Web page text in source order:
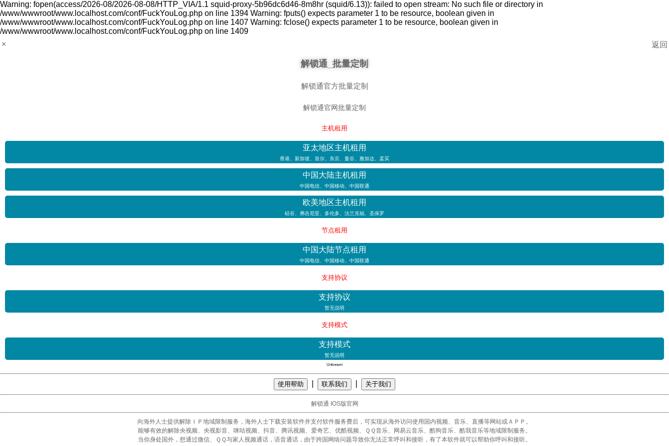
Warning: fopen(access/2026-08/2026-08-08/HTTP_VIA/1.1 squid-proxy-5b96dc6d46-8m8hr (squid/6.13)): failed to open stream: No such file or directory in
/www/wwwroot/www.localhost.com/conf/FuckYouLog.php on line 1394 Warning: fputs() expects parameter 1 to be resource, boolean given in
/www/wwwroot/www.localhost.com/conf/FuckYouLog.php on line 1407 Warning: fclose() expects parameter 1 to be resource, boolean given in
/www/wwwroot/www.localhost.com/conf/FuckYouLog.php on line 1409
×
返回
解锁通_批量定制
解锁通官方批量定制
解锁通官网批量定制
主机租用
亚太地区主机租用
香港、新加坡、首尔、东京、曼谷、雅加达、孟买
中国大陆主机租用
中国电信、中国移动、中国联通
欧美地区主机租用
硅谷、弗吉尼亚、多伦多、法兰克福、圣保罗
节点租用
中国大陆节点租用
中国电信、中国移动、中国联通
支持协议
支持协议
暂无说明
支持模式
支持模式
暂无说明
Unknown
使用帮助 联系我们 关于我们
解锁通 IOS版官网
向海外人士提供解除ＩＰ地域限制服务，海外人士下载安装软件并支付软件服务费后，可实现从海外访问使用国内视频、音乐、直播等网站或ＡＰＰ。
能够有效的解除央视频、央视影音、咪咕视频、抖音、腾讯视频、爱奇艺、优酷视频、ＱＱ音乐、网易云音乐、酷狗音乐、酷我音乐等地域限制服务。
当你身处国外，想通过微信、ＱＱ与家人视频通话，语音通话，由于跨国网络问题导致你无法正常呼叫和接听，有了本软件就可以帮助你呼叫和接听。